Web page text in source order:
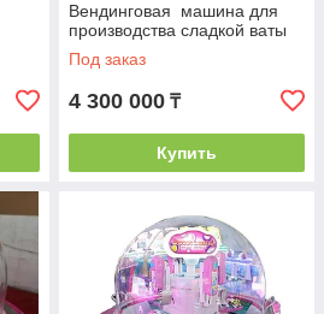
Вендинговая машина для
производства сладкой ваты
Под заказ
4 300 000 ₸
Купить